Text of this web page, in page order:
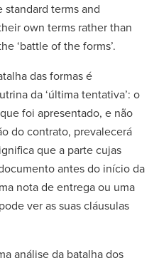
terms and
own terms rather than
‘battle of the forms’.
das formas é
da ‘última tentativa’: o
foi apresentado, e não
do contrato, prevalecerá
que a parte cujas
antes do início da
nota de entrega ou uma
ver as suas cláusulas
análise da batalha dos